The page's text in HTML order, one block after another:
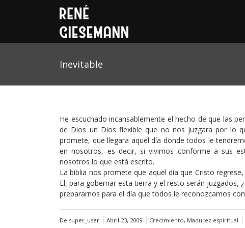
Inevitable
He escuchado incansablemente el hecho de que las
de Dios un Dios flexible que no nos juzgara por lo
promete, que llegara aquel día donde todos le
en nosotros, es decir, si vivimos conforme a sus
nosotros lo que está escrito.
La biblia nos promete que aquel día que Cristo
El, para gobernar esta tierra y el resto serán juzgados,
prepararnos para el día que todos le reconozcamos
De super_user Abril 23, 2009 Crecimiento, Madurez espiritual